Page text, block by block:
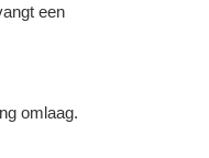
een
omlaag.